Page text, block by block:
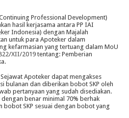
Professional Development)
hasil kerjasama antara PP IAI
Indonesia) dengan Majalah
untuk para Apoteker dalam
kefarmasian yang tertuang dalam MoU
XII/2019 tentang: Pemberian
Apoteker dapat mengakses
bulanan dan diberikan bobot SKP oleh
pertanyaan yang sudah disediakan.
benar minimal 70% berhak
SKP sesuai dengan bobot yang